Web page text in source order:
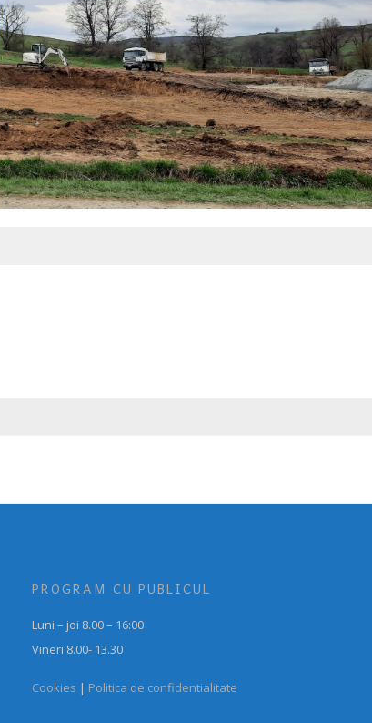
PROGRAM CU PUBLICUL
Luni – joi 8.00 – 16:00
Vineri 8.00- 13.30
Cookies | Politica de confidentialitate